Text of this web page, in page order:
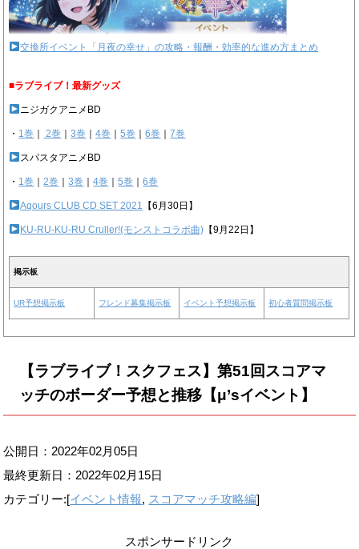
交換所イベント「月夜の幸せ」の攻略・報酬・効率的な進め方まとめ
■ラブライブ！最新グッズ
ニジガクアニメBD
・ 1巻 2巻 ｜3巻 ｜4巻 ｜5巻 ｜6巻 ｜7巻
スパスタアニメBD
・ 1巻 ｜2巻 ｜3巻 ｜4巻 ｜5巻 ｜6巻
Aqours CLUB CD SET 2021 【6月30日】
KU-RU-KU-RU Cruller!(モンストコラボ曲) 【9月22日】
掲示板
UR予想掲示板 フレンド募集掲示板 イベント予想掲示板 初心者質問掲示板
【ラブライブ！スクフェス】第51回スコアマ
ッチのボーダー予想と推移【μ’sイベント】
公開日：2022年02月05日
最終更新日： 2022年02月15日
カテゴリー:[イベント情報, スコアマッチ攻略編]
スポンサードリンク